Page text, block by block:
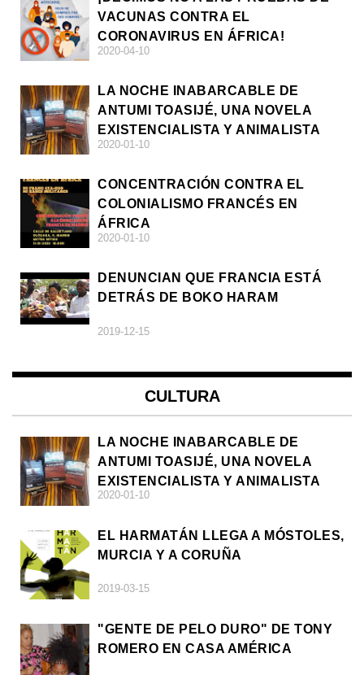
VACUNAS CONTRA EL
CORONAVIRUS EN ÁFRICA!
2020-04-10
LA NOCHE INABARCABLE DE
ANTUMI TOASIJÉ, UNA NOVELA
EXISTENCIALISTA Y ANIMALISTA
2020-01-10
CONCENTRACIÓN CONTRA EL
COLONIALISMO FRANCÉS EN
ÁFRICA
2020-01-10
DENUNCIAN QUE FRANCIA ESTÁ
DETRÁS DE BOKO HARAM
2019-12-15
CULTURA
LA NOCHE INABARCABLE DE
ANTUMI TOASIJÉ, UNA NOVELA
EXISTENCIALISTA Y ANIMALISTA
2020-01-10
EL HARMATÁN LLEGA A MÓSTOLES,
MURCIA Y A CORUÑA
2019-03-15
"GENTE DE PELO DURO" DE TONY
ROMERO EN CASA AMÉRICA